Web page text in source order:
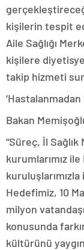
kişilerin tespit
Aile Sağlığı
kişilere
takip hizmeti
Bakan
“Süreç, İl
kurumlarımız
Hedefimiz, 10
milyon
konusunda
kültürünü